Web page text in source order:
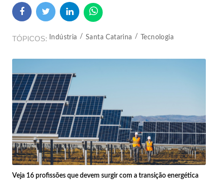
TÓPICOS Indústria Santa Catarina Tecnologia
Veja 16 profissões que devem surgir com a transição energética